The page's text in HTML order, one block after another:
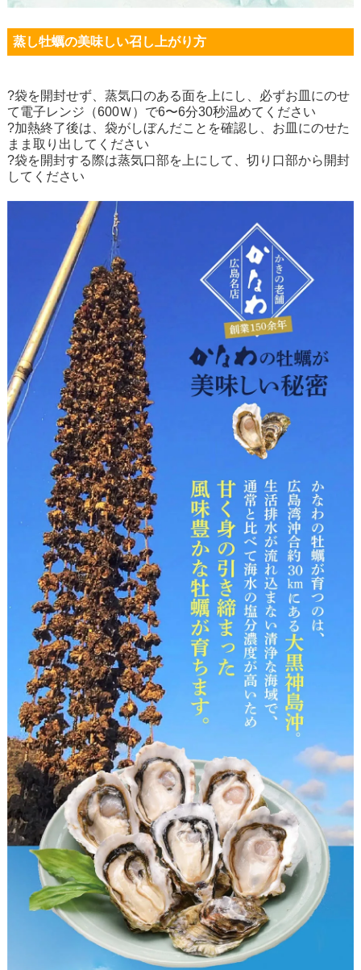
蒸し牡蠣の美味しい召し上がり方
?袋を開封せず、蒸気口のある面を上にし、必ずお皿にのせ
て電子レンジ（600Ｗ）で6〜6分30秒温めてください
?加熱終了後は、袋がしぼんだことを確認し、お皿にのせた
まま取り出してください
?袋を開封する際は蒸気口部を上にして、切り口部から開封
してください